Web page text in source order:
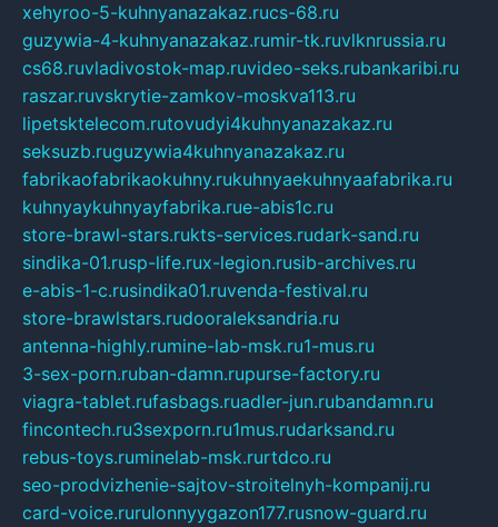
xehyroo-5-kuhnyanazakaz.rucs-68.ru
guzywia-4-kuhnyanazakaz.rumir-tk.ruvlknrussia.ru
cs68.ruvladivostok-map.ruvideo-seks.rubankaribi.ru
raszar.ruvskrytie-zamkov-moskva113.ru
lipetsktelecom.rutovudyi4kuhnyanazakaz.ru
seksuzb.ruguzywia4kuhnyanazakaz.ru
fabrikaofabrikaokuhny.rukuhnyaekuhnyaafabrika.ru
kuhnyaykuhnyayfabrika.rue-abis1c.ru
store-brawl-stars.rukts-services.rudark-sand.ru
sindika-01.rusp-life.rux-legion.rusib-archives.ru
e-abis-1-c.rusindika01.ruvenda-festival.ru
store-brawlstars.rudooraleksandria.ru
antenna-highly.rumine-lab-msk.ru1-mus.ru
3-sex-porn.ruban-damn.rupurse-factory.ru
viagra-tablet.rufasbags.ruadler-jun.rubandamn.ru
fincontech.ru3sexporn.ru1mus.rudarksand.ru
rebus-toys.ruminelab-msk.rurtdco.ru
seo-prodvizhenie-sajtov-stroitelnyh-kompanij.ru
card-voice.rurulonnyygazon177.rusnow-guard.ru